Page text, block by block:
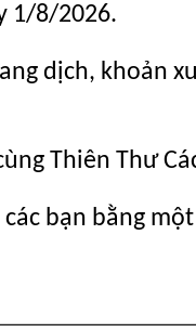
1/8/2026.
dịch, khoản
Thiên Thư
bạn bằng